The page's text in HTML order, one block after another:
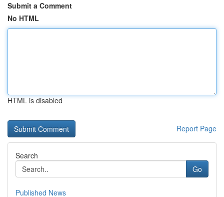
Submit a Comment
No HTML
HTML is disabled
Report Page
Search
Go
Published News